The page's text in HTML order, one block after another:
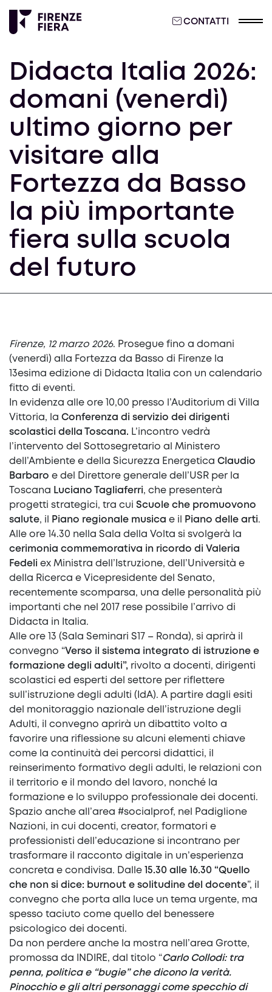
CONTATTI
Didacta Italia 2026:
domani (venerdì)
ultimo giorno per
visitare alla
Fortezza da Basso
la più importante
fiera sulla scuola
del futuro
Firenze, 12 marzo 2026. Prosegue fino a domani
(venerdì) alla Fortezza da Basso di Firenze la
13esima edizione di Didacta Italia con un calendario
fitto di eventi.
In evidenza alle ore 10,00 presso l’Auditorium di Villa
Vittoria, la Conferenza di servizio dei dirigenti
scolastici della Toscana. L’incontro vedrà
l’intervento del Sottosegretario al Ministero
dell’Ambiente e della Sicurezza Energetica Claudio
Barbaro e del Direttore generale dell’USR per la
Toscana Luciano Tagliaferri, che presenterà
progetti strategici, tra cui Scuole che promuovono
salute, il Piano regionale musica e il Piano delle arti.
Alle ore 14.30 nella Sala della Volta si svolgerà la
cerimonia commemorativa in ricordo di Valeria
Fedeli ex Ministra dell’Istruzione, dell’Università e
della Ricerca e Vicepresidente del Senato,
recentemente scomparsa, una delle personalità più
importanti che nel 2017 rese possibile l’arrivo di
Didacta in Italia.
Alle ore 13 (Sala Seminari S17 – Ronda), si aprirà il
convegno “Verso il sistema integrato di istruzione e
formazione degli adulti”, rivolto a docenti, dirigenti
scolastici ed esperti del settore per riflettere
sull’istruzione degli adulti (IdA). A partire dagli esiti
del monitoraggio nazionale dell’istruzione degli
Adulti, il convegno aprirà un dibattito volto a
favorire una riflessione su alcuni elementi chiave
come la continuità dei percorsi didattici, il
reinserimento formativo degli adulti, le relazioni con
il territorio e il mondo del lavoro, nonché la
formazione e lo sviluppo professionale dei docenti.
Spazio anche all’area #socialprof, nel Padiglione
Nazioni, in cui docenti, creator, formatori e
professionisti dell’educazione si incontrano per
trasformare il racconto digitale in un’esperienza
concreta e condivisa. Dalle 15.30 alle 16.30 “Quello
che non si dice: burnout e solitudine del docente”, il
convegno che porta alla luce un tema urgente, ma
spesso taciuto come quello del benessere
psicologico dei docenti.
Da non perdere anche la mostra nell’area Grotte,
promossa da INDIRE, dal titolo “Carlo Collodi: tra
penna, politica e “bugie” che dicono la verità.
Pinocchio e gli altri personaggi come specchio di